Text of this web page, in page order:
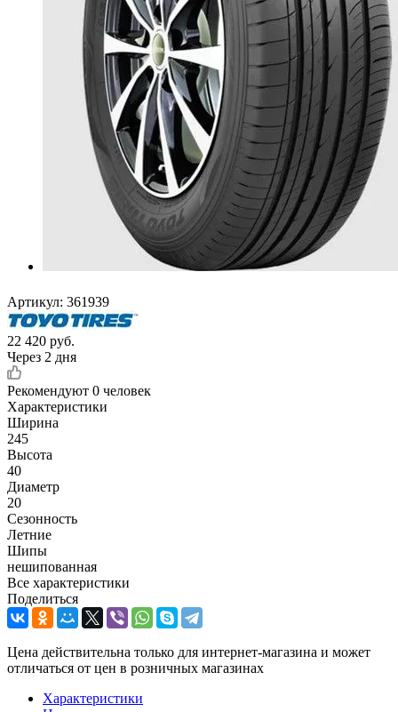
Артикул: 361939
22 420 руб.
Через 2 дня
Рекомендуют 0 человек
Характеристики
Ширина
245
Высота
40
Диаметр
20
Сезонность
Летние
Шипы
нешипованная
Все характеристики
Поделиться
Цена действительна только для интернет-магазина и может
отличаться от цен в розничных магазинах
Характеристики